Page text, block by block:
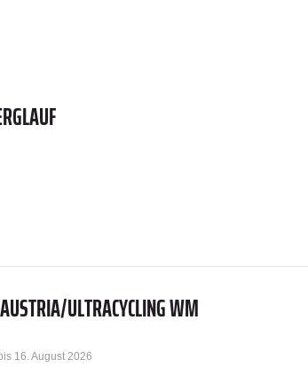
ULTRACYCLING WM
16. August 2026